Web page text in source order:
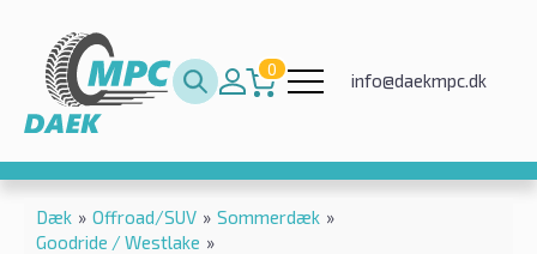
0
info@daekmpc.dk
Dæk » Offroad/SUV » Sommerdæk »
Goodride / Westlake »